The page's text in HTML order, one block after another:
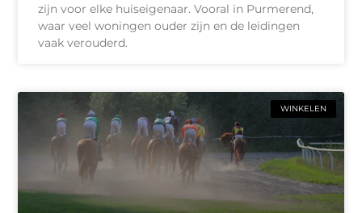
zijn voor elke huiseigenaar. Vooral in Purmerend,
waar veel woningen ouder zijn en de leidingen
vaak verouderd.
WINKELEN